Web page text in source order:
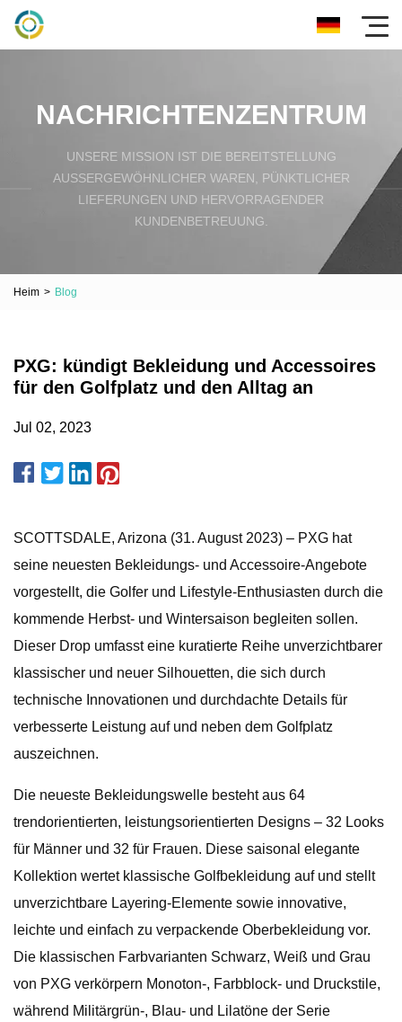
NACHRICHTENZENTRUM
UNSERE MISSION IST DIE BEREITSTELLUNG
AUSSERGEWÖHNLICHER WAREN, PÜNKTLICHER L
IEFERUNGEN UND HERVORRAGENDER K
UNDENBETREUUNG.
Heim > Blog
PXG: kündigt Bekleidung und Accessoires
für den Golfplatz und den Alltag an
Jul 02, 2023
SCOTTSDALE, Arizona (31. August 2023) – PXG hat
seine neuesten Bekleidungs- und Accessoire-Angebote
vorgestellt, die Golfer und Lifestyle-Enthusiasten durch die
kommende Herbst- und Wintersaison begleiten sollen.
Dieser Drop umfasst eine kuratierte Reihe unverzichtbarer
klassischer und neuer Silhouetten, die sich durch
technische Innovationen und durchdachte Details für
verbesserte Leistung auf und neben dem Golfplatz
auszeichnen.
Die neueste Bekleidungswelle besteht aus 64
trendorientierten, leistungsorientierten Designs – 32 Looks
für Männer und 32 für Frauen. Diese saisonal elegante
Kollektion wertet klassische Golfbekleidung auf und stellt
unverzichtbare Layering-Elemente sowie innovative,
leichte und einfach zu verpackende Oberbekleidung vor.
Die klassischen Farbvarianten Schwarz, Weiß und Grau
von PXG verkörpern Monoton-, Farbblock- und Druckstile,
während Militärgrün-, Blau- und Lilatöne der Serie